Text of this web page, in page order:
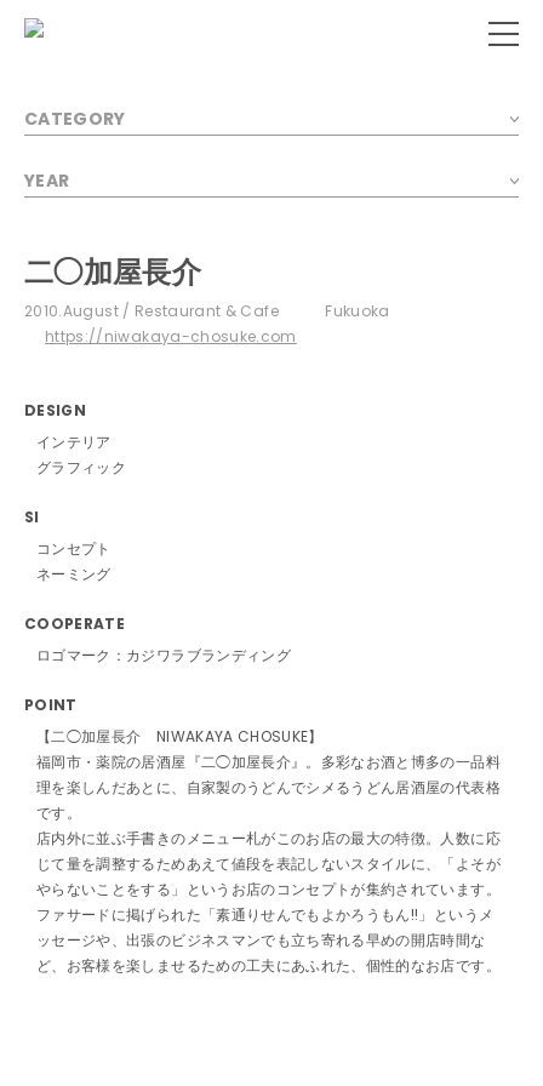
CATEGORY
YEAR
二◯加屋長介
2010.August Restaurant & Cafe
Fukuoka
https://niwakaya-chosuke.com
DESIGN
インテリア
グラフィック
SI
コンセプト
ネーミング
COOPERATE
ロゴマーク：カジワラブランディング
POINT
【二◯加屋長介 NIWAKAYA CHOSUKE】
福岡市・薬院の居酒屋『二◯加屋長介』。多彩なお酒と博多の一品料
理を楽しんだあとに、自家製のうどんでシメるうどん居酒屋の代表格
です。
店内外に並ぶ手書きのメニュー札がこのお店の最大の特徴。人数に応
じて量を調整するためあえて値段を表記しないスタイルに、「よそが
やらないことをする」というお店のコンセプトが集約されています。
ファサードに掲げられた「素通りせんでもよかろうもん!!」というメ
ッセージや、出張のビジネスマンでも立ち寄れる早めの開店時間な
ど、お客様を楽しませるための工夫にあふれた、個性的なお店です。